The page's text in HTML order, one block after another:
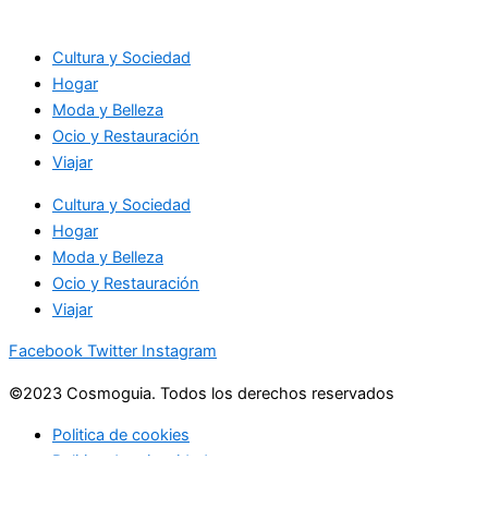
Cultura y Sociedad
Hogar
Moda y Belleza
Ocio y Restauración
Viajar
Cultura y Sociedad
Hogar
Moda y Belleza
Ocio y Restauración
Viajar
Facebook Twitter Instagram
©2023 Cosmoguia. Todos los derechos reservados
Politica de cookies
Politica de privacidad